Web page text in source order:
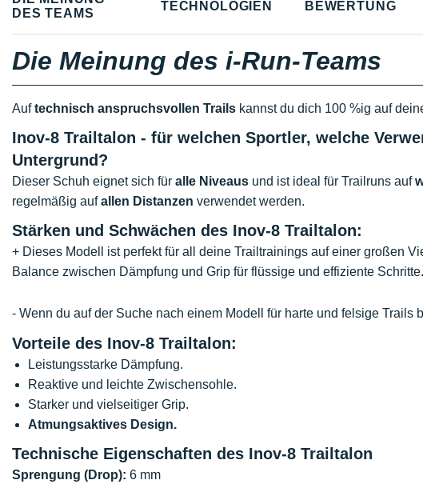
DES TEAMS
TECHNOLOGIEN BEWERTUNG
Die Meinung des i-Run-Teams
Auftechnisch anspruchsvollen Trails kannst du dich 100 %ig auf
Inov-8 Trailtalon - für welchen Sportler, welche
Untergrund?
Dieser Schuh eignet sich für alle Niveaus und ist ideal für Trailruns auf
regelmäßig aufallen Distanzen verwendet werden.
Stärken und Schwächen des Inov-8 Trailtalon:
+ Dieses Modell ist perfekt für all deine Trailtrainings auf einer großen
Balance zwischen Dämpfung und Grip für flüssige und effiziente Schritte.
- Wenn du auf der Suche nach einem Modell für harte und felsige Trails
Vorteile des Inov-8 Trailtalon:
Leistungsstarke Dämpfung.
Reaktive und leichte Zwischensohle.
Starker und vielseitiger Grip.
Atmungsaktives Design.
Technische Eigenschaften des Inov-8 Trailtalon
Sprengung (Drop): 6 mm